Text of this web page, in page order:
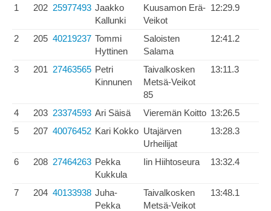
1 202 25977493 Jaakko
Kallunki
Kuusamon Erä-
Veikot
12:29.9
2 205 40219237 Tommi
Hyttinen
Saloisten
Salama
12:41.2
3 201 27463565 Petri
Kinnunen
Taivalkosken
Metsä-Veikot
85
13:11.3
4 203 23374593 Ari Säisä Vieremän Koitto 13:26.5
5
207 40076452 Kari Kokko Utajärven
Urheilijat
13:28.3
6 208 27464263 Pekka
Kukkula
Iin Hiihtoseura 13:32.4
7 204 40133938 Juha-
Pekka
Taivalkosken
Metsä-Veikot
13:48.1